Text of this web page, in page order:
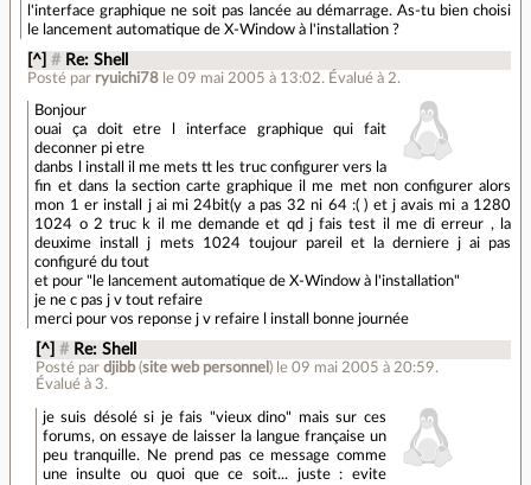
l'interface graphique ne soit pas lancée au démarrage. As-tu bien choisi
le lancement automatique de X-Window à l'installation ?
[^] # Re: Shell
Posté par ryuichi78 le 09 mai 2005 à 13:02. Évalué à 2.
Bonjour
ouai ça doit etre l interface graphique qui fait
deconner pi etre
danbs l install il me mets tt les truc configurer vers la
fin et dans la section carte graphique il me met non configurer alors
mon 1 er install j ai mi 24bit(y a pas 32 ni 64 :( ) et j avais mi a 1280
1024 o 2 truc k il me demande et qd j fais test il me di erreur , la
deuxime install j mets 1024 toujour pareil et la derniere j ai pas
configuré du tout
et pour "le lancement automatique de X-Window à l'installation"
je ne c pas j v tout refaire
merci pour vos reponse j v refaire l install bonne journée
[^] # Re: Shell
Posté par djibb(site web personnel ) le 09 mai 2005 à 20:59.
Évalué à 3.
je suis désolé si je fais "vieux dino" mais sur ces
forums, on essaye de laisser la langue française un
peu tranquille. Ne prend pas ce message comme
une insulte ou quoi que ce soit... juste : evite